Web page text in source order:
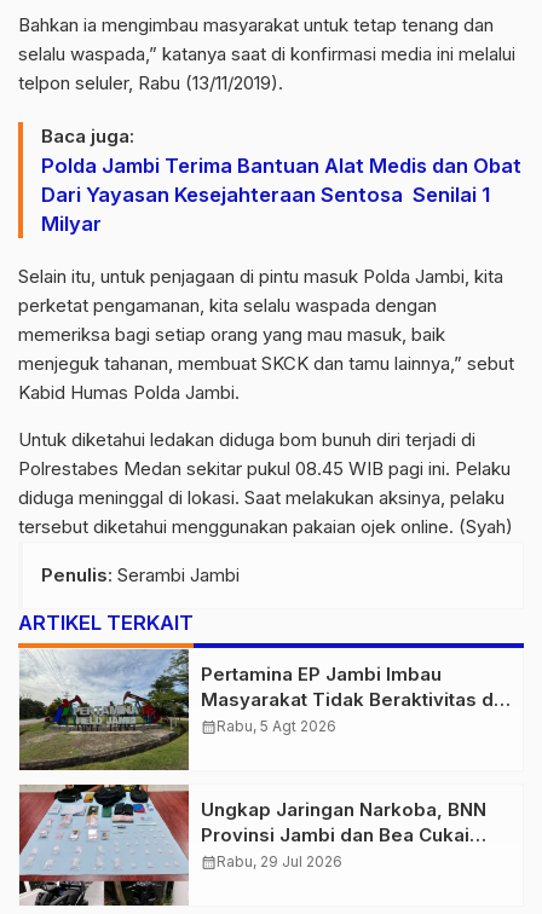
Bahkan ia mengimbau masyarakat untuk tetap tenang dan
selalu waspada,” katanya saat di konfirmasi media ini melalui
telpon seluler, Rabu (13/11/2019).
Baca juga:
Polda Jambi Terima Bantuan Alat Medis dan Obat
Dari Yayasan Kesejahteraan Sentosa Senilai 1
Milyar
Selain itu, untuk penjagaan di pintu masuk Polda Jambi, kita
perketat pengamanan, kita selalu waspada dengan
memeriksa bagi setiap orang yang mau masuk, baik
menjeguk tahanan, membuat SKCK dan tamu lainnya,” sebut
Kabid Humas Polda Jambi.
Untuk diketahui ledakan diduga bom bunuh diri terjadi di
Polrestabes Medan sekitar pukul 08.45 WIB pagi ini. Pelaku
diduga meninggal di lokasi. Saat melakukan aksinya, pelaku
tersebut diketahui menggunakan pakaian ojek online. (Syah)
Penulis: Serambi Jambi
ARTIKEL TERKAIT
Pertamina EP Jambi Imbau
Masyarakat Tidak Beraktivitas di
Atas Jalur Pipa Migas Demi
calendar_monthRabu, 5 Agt 2026
Ungkap Jaringan Narkoba, BNN
Provinsi Jambi dan Bea Cukai
Amankan Sembilan Pelaku
calendar_monthRabu, 29 Jul 2026